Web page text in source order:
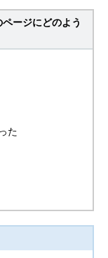
ージにどのよう
た